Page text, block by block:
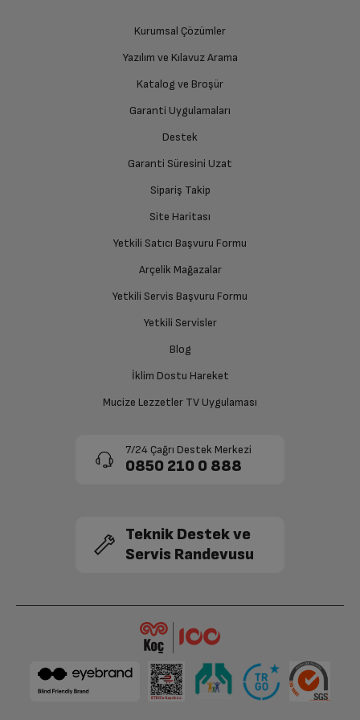
Ürünü eksiksiz ve hasarsız olarak faturası ile birlikte
İade Talebiniz Onaylansın
Yetkili servis gerekli kontrolleri sağladıktan sonra İade
süreciniz tamamlanacaktır.
Ücretiniz İade Edilsin
sağlanacaktır.
Siparişiniz henüz teslim edilmediyse iptal talebinizin
Kurumsal Çözümler
Yazılım ve Kılavuz Arama
Katalog ve Broşür
Garanti Uygulamaları
Destek
Garanti Süresini Uzat
Sipariş Takip
Site Haritası
Yetkili Satıcı Başvuru Formu
Arçelik Mağazalar
Yetkili Servis Başvuru Formu
Yetkili Servisler
Blog
İklim Dostu Hareket
Mucize Lezzetler TV Uygulaması
7/24 Çağrı Destek Merkezi
0850 210 0 888
Teknik Destek ve
Servis Randevusu